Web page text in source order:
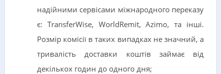
надійними сервісами міжнародного переказу
є: TransferWise, WorldRemit, Azimo, та інші.
Розмір комісії в таких випадках не значний, а
тривалість доставки коштів займає від
декількох годин до одного дня;